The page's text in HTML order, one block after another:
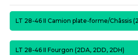
LT 28-46 II Camion plate-forme/Châssis
LT 28-46 II Fourgon (2DA, 2DD, 2DH)